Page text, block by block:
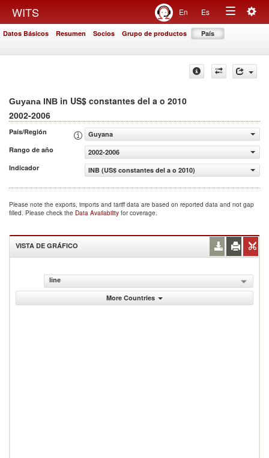
WITS En Es
Toggle
Datos Básicos Resumen Socios Grupo de productos País
Guyana INB in US$ constantes del a o 2010
2002-2006
País/Región
Guyana
Rango de año
2002-2006
Indicador
INB (US$ constantes del a o 2010)
Please note the exports, imports and tariff data are based on reported data and not gap
filled. Please check the Data Availability for coverage.
VISTA DE GRÁFICO
line
More Countries